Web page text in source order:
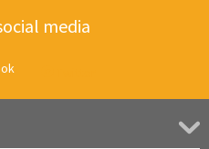
media